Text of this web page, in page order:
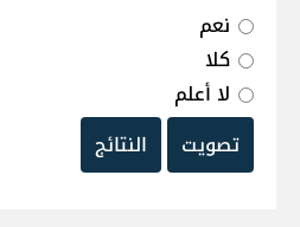
نعم
كلا
لا أعلم
تصويت
النتائج